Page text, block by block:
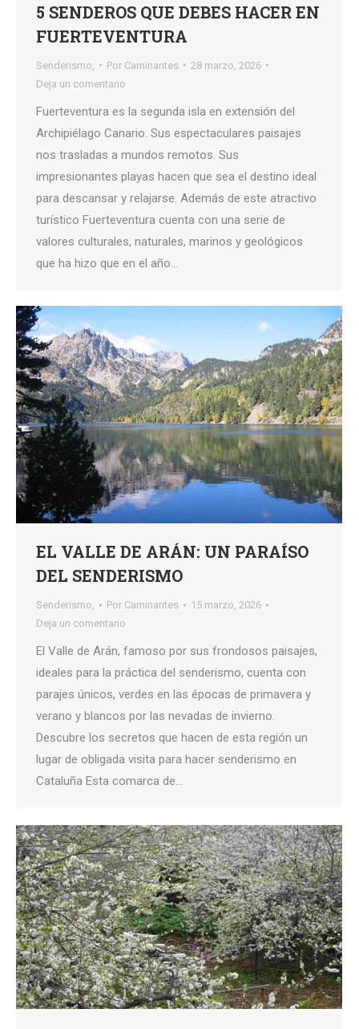
5 SENDEROS QUE DEBES HACER EN
FUERTEVENTURA
Senderismo, Por Caminantes
28 marzo, 2026
Deja un comentario
Fuerteventura es la segunda isla en extensión del
Archipiélago Canario. Sus espectaculares paisajes
nos trasladas a mundos remotos. Sus
impresionantes playas hacen que sea el destino ideal
para descansar y relajarse. Además de este atractivo
turístico Fuerteventura cuenta con una serie de
valores culturales, naturales, marinos y geológicos
que ha hizo que en el año…
EL VALLE DE ARÁN: UN PARAÍSO
DEL SENDERISMO
Senderismo, Por Caminantes
15 marzo, 2026
Deja un comentario
El Valle de Arán, famoso por sus frondosos paisajes,
ideales para la práctica del senderismo, cuenta con
parajes únicos, verdes en las épocas de primavera y
verano y blancos por las nevadas de invierno.
Descubre los secretos que hacen de esta región un
lugar de obligada visita para hacer senderismo en
Cataluña Esta comarca de…